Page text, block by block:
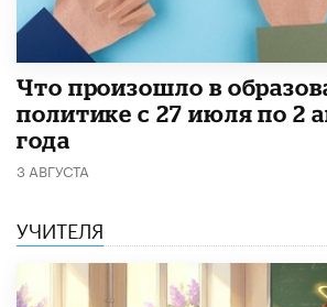
​Что произошло в
политике с 27 июля по 2
года
3 АВГУСТА
УЧИТЕЛЯ